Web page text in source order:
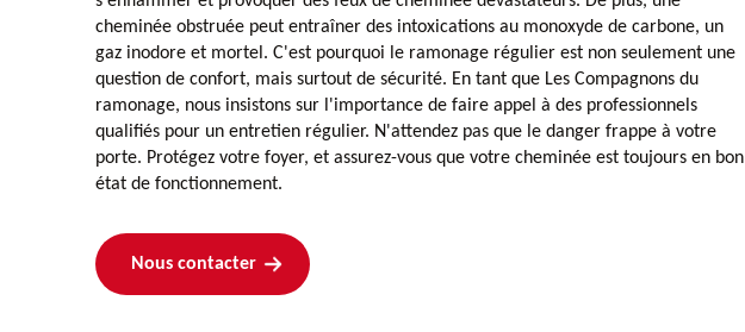
cheminée obstruée peut entraîner des intoxications au monoxyde de carbone, un
gaz inodore et mortel. C'est pourquoi le ramonage régulier est non seulement une
question de confort, mais surtout de sécurité. En tant que Les Compagnons du
ramonage, nous insistons sur l'importance de faire appel à des professionnels
qualifiés pour un entretien régulier. N'attendez pas que le danger frappe à votre
porte. Protégez votre foyer, et assurez-vous que votre cheminée est toujours en bon
état de fonctionnement.
Nous contacter